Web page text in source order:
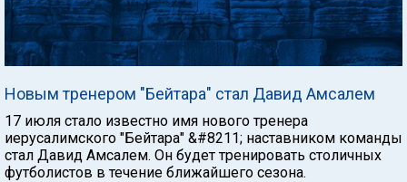
Новым тренером "Бейтара" стал Давид Амсалем
17 июля стало известно имя нового тренера
иерусалимского "Бейтара" &#8211; наставником команды
стал Давид Амсалем. Он будет тренировать столичных
футболистов в течение ближайшего сезона.